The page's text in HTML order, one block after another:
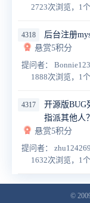
2723次浏览，1
4318 后台注册
悬赏5积分
提问者： Bonnie123
1888次浏览，1
4317
开源版BUG
指派其他人？
悬赏5积分
提问者：
1632次浏览，1
©